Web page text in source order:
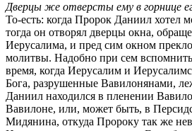
Дверцы же отверсты ему в горнице
То-есть: когда Пророк Даниил хотел
тогда он отворял дверцы окна,
Иерусалима, и пред сим окном
молитвы. Надобно при сем
время, когда Иерусалим и
Бога, разрушенные Вавилонянами,
Даниил находился в пленении
Вавилоне, или, может быть, в
Мидянина, откуда Пророку так же